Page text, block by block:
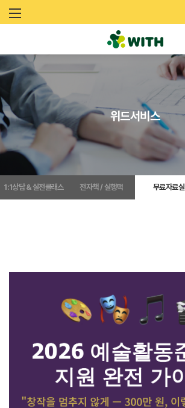
문
화
술
네
트
워
H
)
위드서비스
1:1상담 & 실전클래스 전자책 / 실행팩 무료자료실